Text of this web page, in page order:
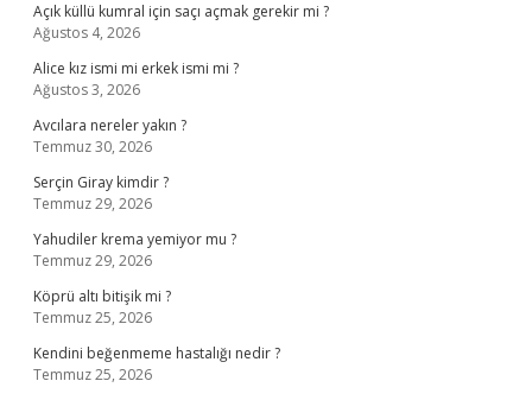
Açık küllü kumral için saçı açmak gerekir mi ?
Ağustos 4, 2026
Alice kız ismi mi erkek ismi mi ?
Ağustos 3, 2026
Avcılara nereler yakın ?
Temmuz 30, 2026
Serçin Giray kimdir ?
Temmuz 29, 2026
Yahudiler krema yemiyor mu ?
Temmuz 29, 2026
Köprü altı bitişik mi ?
Temmuz 25, 2026
Kendini beğenmeme hastalığı nedir ?
Temmuz 25, 2026